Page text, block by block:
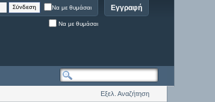
Εγγραφή
Να με θυμάσαι
Να με θυμάσαι
Εξελ. Αναζήτηση